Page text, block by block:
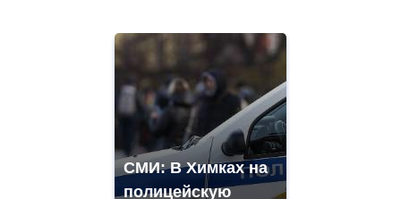
СМИ: В Химках на
полицейскую